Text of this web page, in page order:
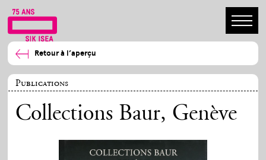
Retour à l’aperçu
Publications
Collections Baur, Genève